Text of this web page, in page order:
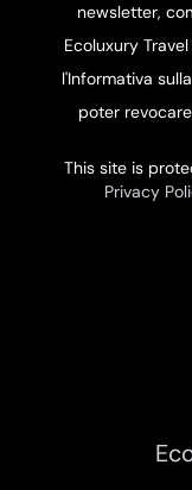
newsletter,
Ecoluxury
l'Informativa sulla
poter
This site is
Privacy